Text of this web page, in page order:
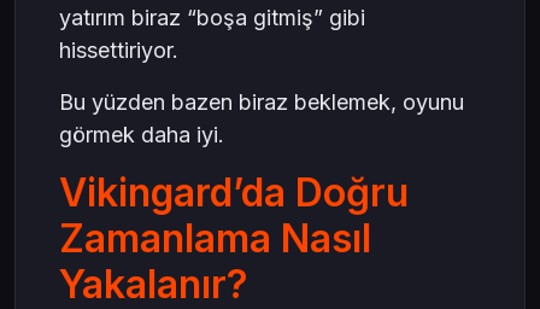
yatırım biraz “boşa gitmiş” gibi
hissettiriyor.
Bu yüzden bazen biraz beklemek, oyunu
görmek daha iyi.
Vikingard’da Doğru
Zamanlama Nasıl
Yakalanır?